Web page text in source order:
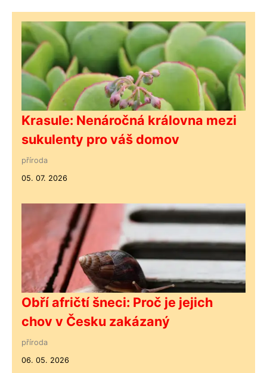
Krasule: Nenáročná královna mezi
sukulenty pro váš domov
příroda
05. 07. 2026
Obří afričtí šneci: Proč je jejich
chov v Česku zakázaný
příroda
06. 05. 2026